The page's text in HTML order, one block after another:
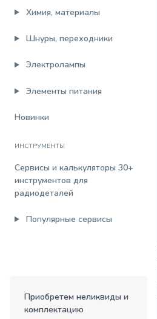
Химия, материалы
Шнуры, переходники
Электролампы
Элементы питания
Новинки
ИНСТРУМЕНТЫ
Сервисы и калькуляторы 30+
инструментов для
радиодеталей
Популярные сервисы
Приобретем неликвиды и
комплектацию